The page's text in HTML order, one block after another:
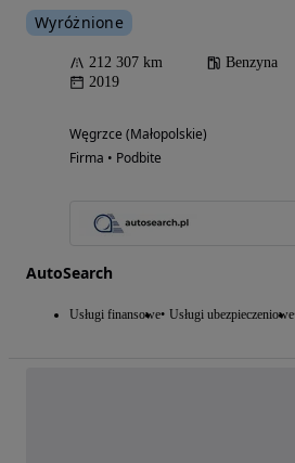
Wyróżnione
212 307 km Benzyna
2019
Węgrzce (Małopolskie)
Firma • Podbite
AutoSearch
Usługi finansowe Usługi ubezpieczeniowe